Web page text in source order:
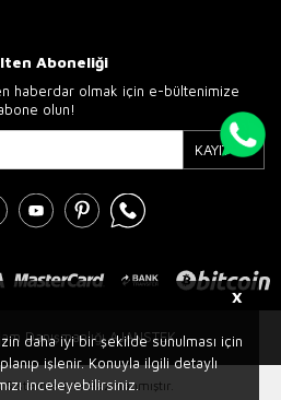
X
daha iyi bir şekilde sunulması için
işlenir. Konuyla ilgili detaylı
inceleyebilirsiniz.
Aboneliği
haberdar olmak için e-bültenimize
olun!
KAYIT OL
Danışmanlığı AJANSTEK
Sistemleriyle Hazırlanmıştır.